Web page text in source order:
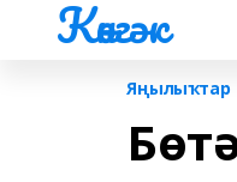
Көнгәк
Яңылыҡтар